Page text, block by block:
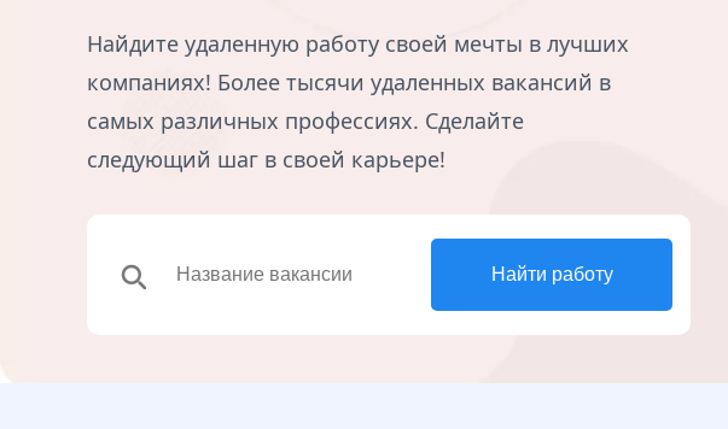
Найдите удаленную работу своей мечты в лучших
компаниях! Более тысячи удаленных вакансий в
самых различных профессиях. Сделайте
следующий шаг в своей карьере!
search Найти работу